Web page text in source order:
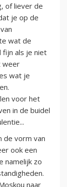
of liever de
je op de
wat de
fijn als je niet
weer
wat je
voor het
in de buidel
de vorm van
ook een
namelijk zo
naar